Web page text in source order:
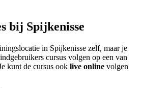
bij Spijkenisse
in Spijkenisse zelf, maar je
cursus volgen op een van
kunt de cursus ook live online volgen